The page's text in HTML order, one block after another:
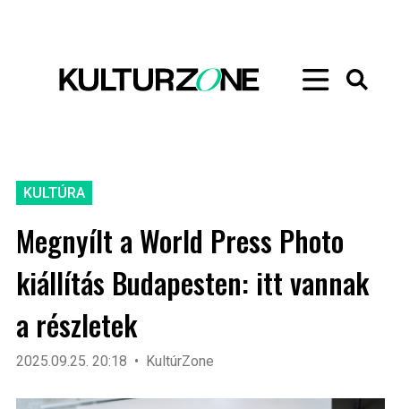
KULTÚRA
Megnyílt a World Press Photo
kiállítás Budapesten: itt vannak
a részletek
2025.09.25. 20:18 KultúrZone